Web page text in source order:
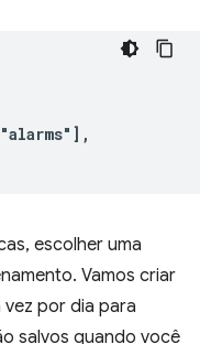
escolher uma
Vamos criar
vez por dia para
salvos quando você